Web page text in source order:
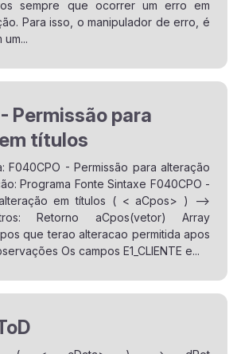
sempre que ocorrer um erro em
Para isso, o manipulador de erro, é
Permissão para
títulos
F040CPO - Permissão para alteração
Programa Fonte Sintaxe F040CPO -
em títulos ( < aCpos> ) -->
Retorno aCpos(vetor) Array
que terao alteracao permitida apos
Os campos E1_CLIENTE e...